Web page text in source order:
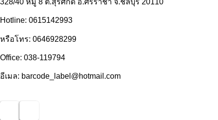
328/40 หมู่ 8 ต.สุรศักดิ์ อ.ศรีราชา จ.ชลบุรี 20110
Hotline: 0615142993
หรือโทร: 0646928299
Office: 038-119794
อีเมล: barcode_label@hotmail.com